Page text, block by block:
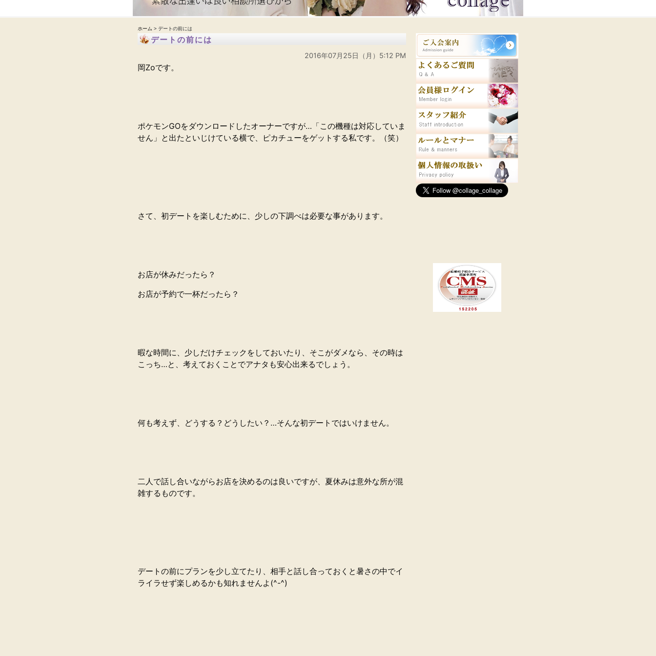
ホーム > デートの前には
デートの前には
2016年07月25日（月）5:12 PM
岡Zoです。
ポケモンGOをダウンロードしたオーナーですが…「この機種は対応していま
せん」と出たといじけている横で、ピカチューをゲットする私です。（笑）
さて、初デートを楽しむために、少しの下調べは必要な事があります。
お店が休みだったら？
お店が予約で一杯だったら？
暇な時間に、少しだけチェックをしておいたり、そこがダメなら、その時は
こっち…と、考えておくことでアナタも安心出来るでしょう。
何も考えず、どうする？どうしたい？…そんな初デートではいけません。
二人で話し合いながらお店を決めるのは良いですが、夏休みは意外な所が混
雑するものです。
デートの前にプランを少し立てたり、相手と話し合っておくと暑さの中でイ
ライラせず楽しめるかも知れませんよ(^-^)